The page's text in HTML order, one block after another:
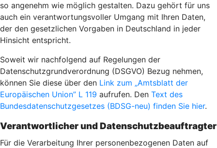
so angenehm wie möglich gestalten. Dazu gehört für uns
auch ein verantwortungsvoller Umgang mit Ihren Daten,
der den gesetzlichen Vorgaben in Deutschland in jeder
Hinsicht entspricht.
Soweit wir nachfolgend auf Regelungen der
Datenschutzgrundverordnung (DSGVO) Bezug nehmen,
können Sie diese über den Link zum „Amtsblatt der
Europäischen Union” L 119 aufrufen. Den Text des
Bundesdatenschutzgesetzes (BDSG-neu) finden Sie hier.
Verantwortlicher und Datenschutzbeauftragter
Für die Verarbeitung Ihrer personenbezogenen Daten auf